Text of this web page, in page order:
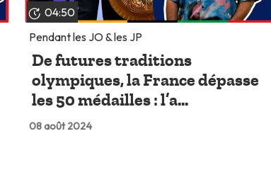
04:50
Pendant les JO & les JP
De futures traditions
olympiques, la France dépasse
les 50 médailles : l’a...
08 août 2024